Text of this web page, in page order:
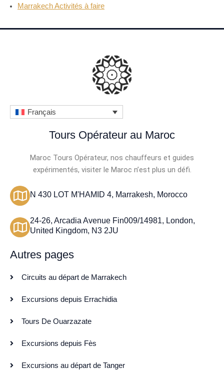
Marrakech Activités à faire
Français
Tours Opérateur au Maroc
Maroc Tours Opérateur, nos chauffeurs et guides
expérimentés, visiter le Maroc n’est plus un défi.
N 430 LOT M'HAMID 4, Marrakesh, Morocco
24-26, Arcadia Avenue Fin009/14981, London,
United Kingdom, N3 2JU
Autres pages
Circuits au départ de Marrakech
Excursions depuis Errachidia
Tours De Ouarzazate
Excursions depuis Fès
Excursions au départ de Tanger